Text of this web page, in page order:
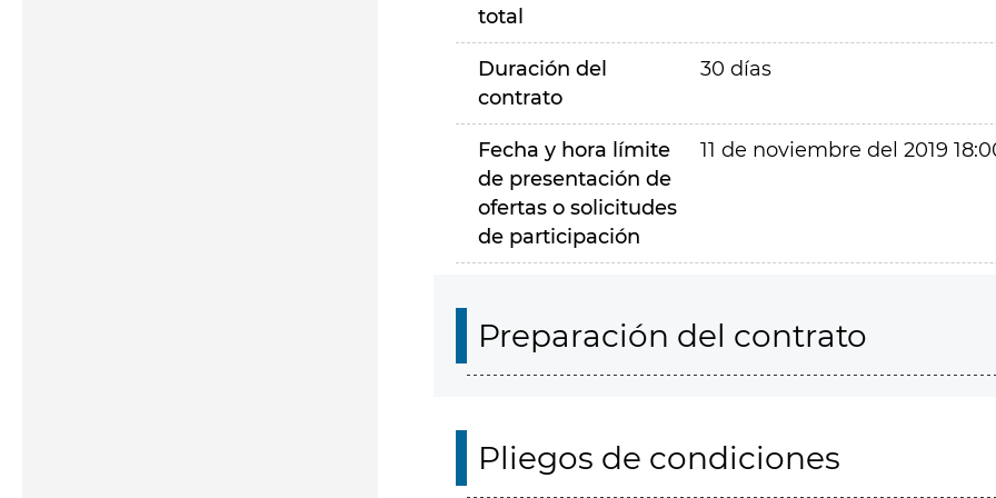
total
Duración del
contrato
30 días
Fecha y hora límite
de presentación de
ofertas o solicitudes
de participación
11 de noviembre del 2019
Preparación del contrato
Pliegos de condiciones